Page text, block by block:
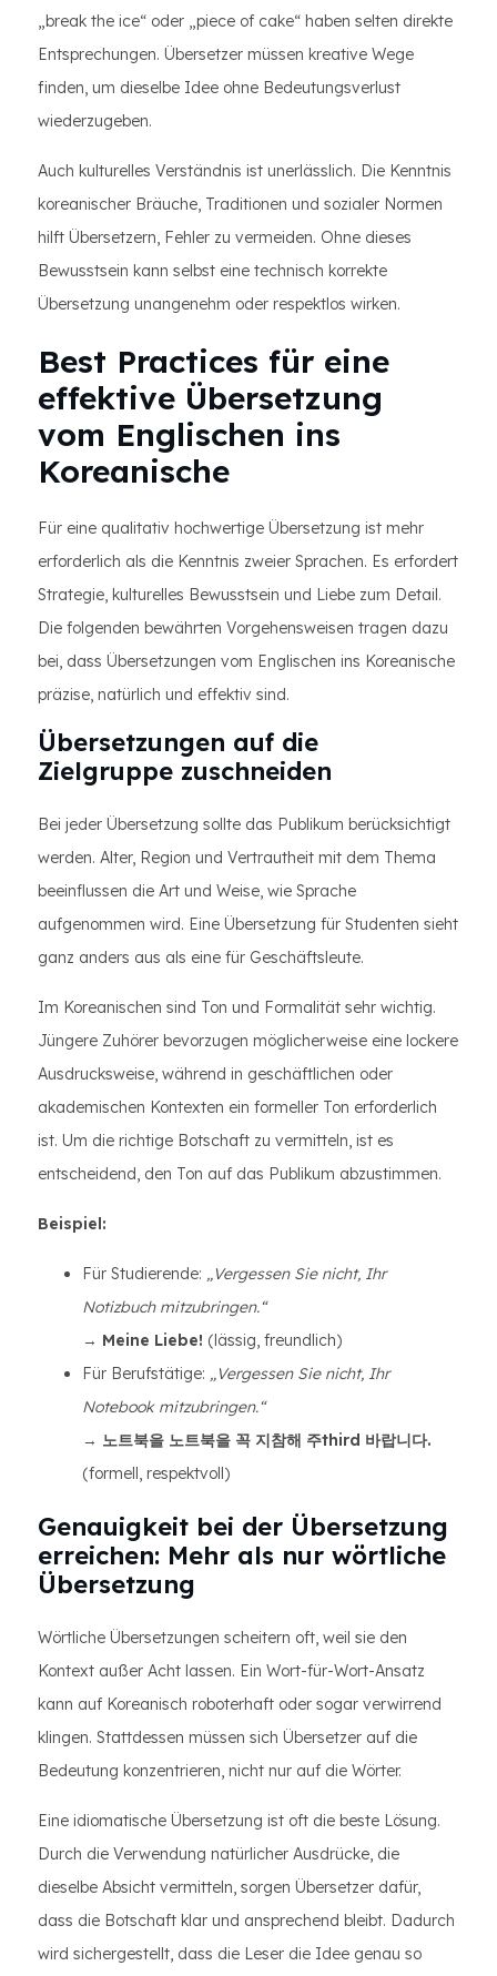
„break the ice“ oder „piece of cake“ haben selten direkte
Entsprechungen. Übersetzer müssen kreative Wege
finden, um dieselbe Idee ohne Bedeutungsverlust
wiederzugeben.
Auch kulturelles Verständnis ist unerlässlich. Die Kenntnis
koreanischer Bräuche, Traditionen und sozialer Normen
hilft Übersetzern, Fehler zu vermeiden. Ohne dieses
Bewusstsein kann selbst eine technisch korrekte
Übersetzung unangenehm oder respektlos wirken.
Best Practices für eine
effektive Übersetzung
vom Englischen ins
Koreanische
Für eine qualitativ hochwertige Übersetzung ist mehr
erforderlich als die Kenntnis zweier Sprachen. Es erfordert
Strategie, kulturelles Bewusstsein und Liebe zum Detail.
Die folgenden bewährten Vorgehensweisen tragen dazu
bei, dass Übersetzungen vom Englischen ins Koreanische
präzise, natürlich und effektiv sind.
Übersetzungen auf die
Zielgruppe zuschneiden
Bei jeder Übersetzung sollte das Publikum berücksichtigt
werden. Alter, Region und Vertrautheit mit dem Thema
beeinflussen die Art und Weise, wie Sprache
aufgenommen wird. Eine Übersetzung für Studenten sieht
ganz anders aus als eine für Geschäftsleute.
Im Koreanischen sind Ton und Formalität sehr wichtig.
Jüngere Zuhörer bevorzugen möglicherweise eine lockere
Ausdrucksweise, während in geschäftlichen oder
akademischen Kontexten ein formeller Ton erforderlich
ist. Um die richtige Botschaft zu vermitteln, ist es
entscheidend, den Ton auf das Publikum abzustimmen.
Beispiel:
Für Studierende: „Vergessen Sie nicht, Ihr
Notizbuch mitzubringen.“
→ Meine Liebe! (lässig, freundlich)
Für Berufstätige: „Vergessen Sie nicht, Ihr
Notebook mitzubringen.“
→ 노트북을 노트북을 꼭 지참해 주third 바랍니다.
(formell, respektvoll)
Genauigkeit bei der Übersetzung
erreichen: Mehr als nur wörtliche
Übersetzung
Wörtliche Übersetzungen scheitern oft, weil sie den
Kontext außer Acht lassen. Ein Wort-für-Wort-Ansatz
kann auf Koreanisch roboterhaft oder sogar verwirrend
klingen. Stattdessen müssen sich Übersetzer auf die
Bedeutung konzentrieren, nicht nur auf die Wörter.
Eine idiomatische Übersetzung ist oft die beste Lösung.
Durch die Verwendung natürlicher Ausdrücke, die
dieselbe Absicht vermitteln, sorgen Übersetzer dafür,
dass die Botschaft klar und ansprechend bleibt. Dadurch
wird sichergestellt, dass die Leser die Idee genau so